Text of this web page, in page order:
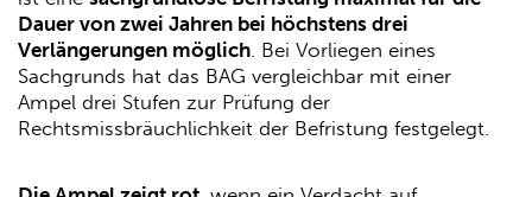
Dauer von zwei Jahren bei höchstens drei
Verlängerungen möglich. Bei Vorliegen eines
Sachgrunds hat das BAG vergleichbar mit einer
Ampel drei Stufen zur Prüfung der
Rechtsmissbräuchlichkeit der Befristung festgelegt.